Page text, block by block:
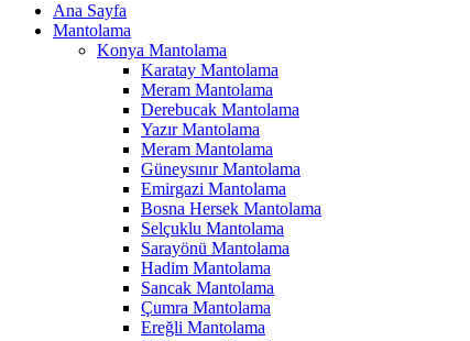
Ana Sayfa
Mantolama
Konya Mantolama
Karatay Mantolama
Meram Mantolama
Derebucak Mantolama
Yazır Mantolama
Meram Mantolama
Güneysınır Mantolama
Emirgazi Mantolama
Bosna Hersek Mantolama
Selçuklu Mantolama
Sarayönü Mantolama
Hadim Mantolama
Sancak Mantolama
Çumra Mantolama
Ereğli Mantolama